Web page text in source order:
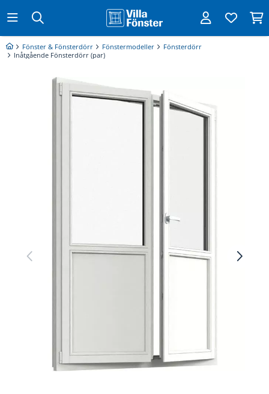
Fönster & Fönsterdörr Fönstermodeller
Fönsterdörr
Inåtgående Fönsterdörr (par)